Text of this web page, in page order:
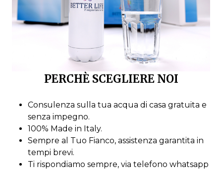
PERCHÈ SCEGLIERE NOI
Consulenza sulla tua acqua di casa gratuita e
senza impegno.
100% Made in Italy.
Sempre al Tuo Fianco, assistenza garantita in
tempi brevi.
Ti rispondiamo sempre, via telefono whatsapp